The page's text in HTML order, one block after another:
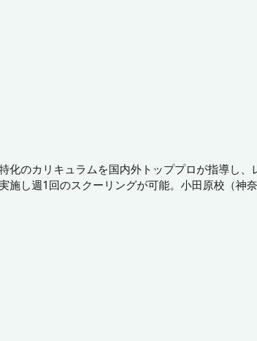
のカリキュラムを国内外トッププロが指導し
し週1回のスクーリングが可能。小田原校（神